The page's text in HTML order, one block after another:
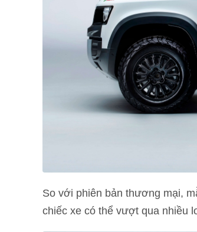
So với phiên bản thương mại,
chiếc xe có thể vượt qua nhiều